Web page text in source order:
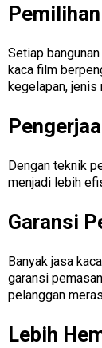
Setiap
kaca film
kegelapan,
Dengan teknik
menjadi lebih
Garansi
Banyak jasa
garansi
pelanggan
Lebih